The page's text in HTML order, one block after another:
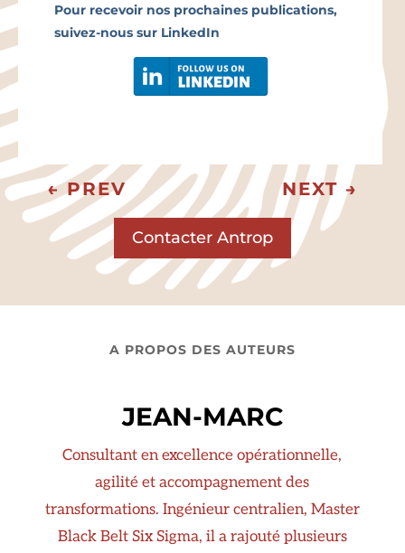
Pour recevoir nos prochaines publications,
suivez-nous sur LinkedIn
←PREV NEXT →
Contacter Antrop
A PROPOS DES AUTEURS
JEAN-MARC
Consultant en excellence opérationnelle,
agilité et accompagnement des
transformations. Ingénieur centralien, Master
Black Belt Six Sigma, il a rajouté plusieurs